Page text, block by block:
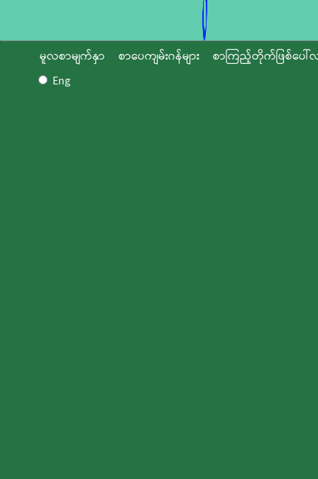
မူလစာမျက်နှာ စာပေကျမ်းဂန်များ
စာကြည့်တိုက်ဖြစ်ပေါ်
Eng